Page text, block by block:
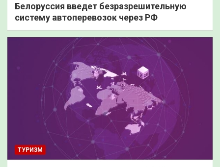
Белоруссия введет безразрешительную
систему автоперевозок через РФ
ТУРИЗМ